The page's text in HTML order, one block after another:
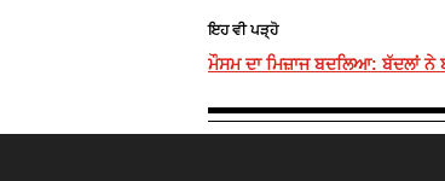
ਇਹ ਵੀ ਪੜ੍ਹੋ
ਮੌਸਮ ਦਾ ਮਿਜ਼ਾਜ ਬਦਲਿਆ: ਬੱਦਲਾਂ